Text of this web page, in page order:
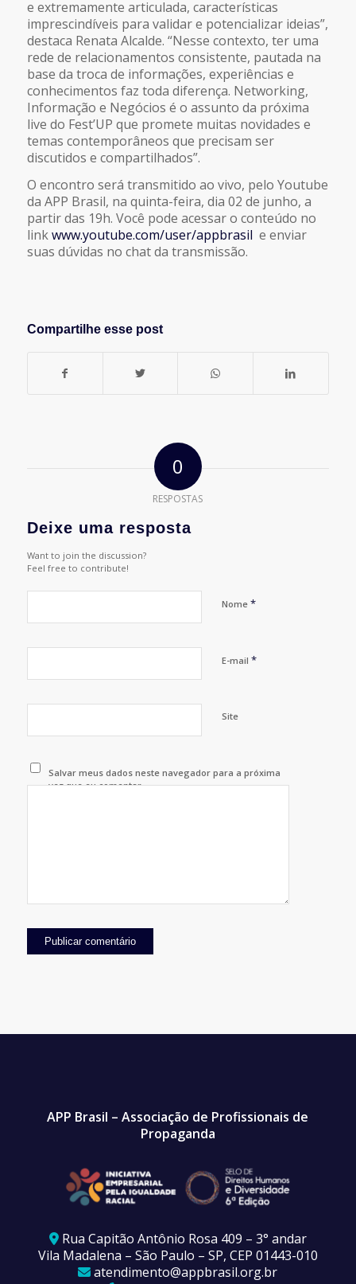
e extremamente articulada, características
imprescindíveis para validar e potencializar ideias”,
destaca Renata Alcalde. “Nesse contexto, ter uma
rede de relacionamentos consistente, pautada na
base da troca de informações, experiências e
conhecimentos faz toda diferença. Networking,
Informação e Negócios é o assunto da próxima
live do Fest’UP que promete muitas novidades e
temas contemporâneos que precisam ser
discutidos e compartilhados”.
O encontro será transmitido ao vivo, pelo Youtube
da APP Brasil, na quinta-feira, dia 02 de junho, a
partir das 19h. Você pode acessar o conteúdo no
linkwww.youtube.com/user/appbrasil e enviar
suas dúvidas no chat da transmissão.
Compartilhe esse post
0
RESPOSTAS
Deixe uma resposta
Want to join the discussion?
Feel free to contribute!
Nome *
E-mail *
Site
Salvar meus dados neste navegador para a próxima
vez que eu comentar.
APP Brasil – Associação de Profissionais de
Propaganda
Rua Capitão Antônio Rosa 409 – 3° andar
Vila Madalena – São Paulo – SP, CEP 01443-010
atendimento@appbrasil.org.br